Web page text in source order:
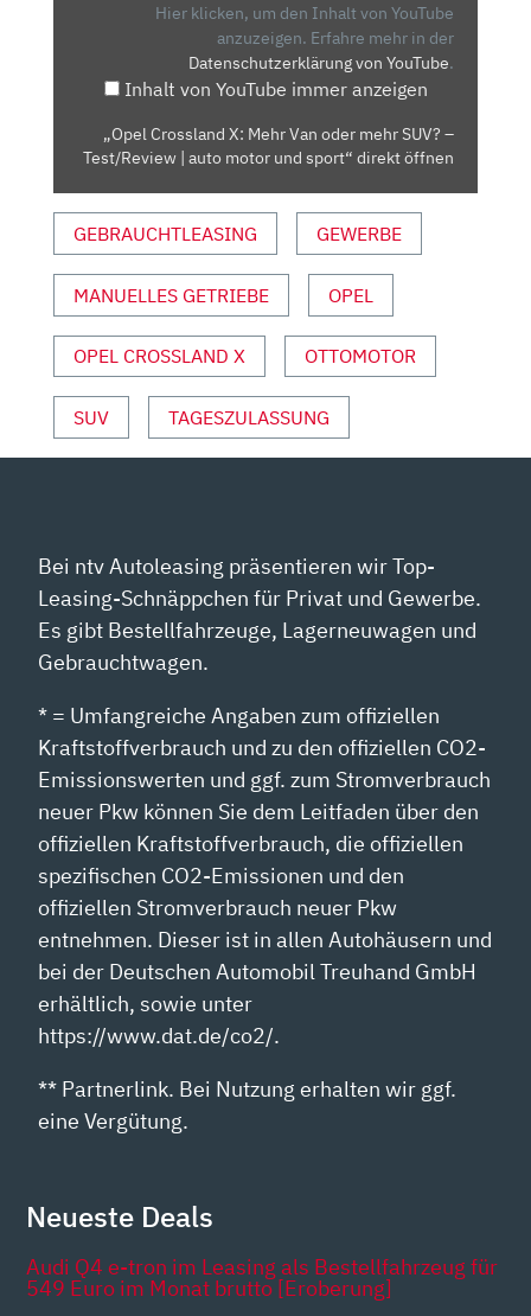
TEST/REVIEW
AUTO
MOTOR
SPORT“
VON
YOUTUBE
ANZEIGEN
Hier klicken, um den Inhalt von YouTube
anzuzeigen. Erfahre mehr in der
Datenschutzerklärung von YouTube.
Inhalt von YouTube immer anzeigen
„Opel Crossland X: Mehr Van oder mehr SUV? –
Test/Review | auto motor und sport“ direkt öffnen
GEBRAUCHTLEASING GEWERBE
MANUELLES GETRIEBE OPEL
OPEL CROSSLAND X OTTOMOTOR
SUV TAGESZULASSUNG
Bei ntv Autoleasing präsentieren wir Top-
Leasing-Schnäppchen für Privat und Gewerbe.
Es gibt Bestellfahrzeuge, Lagerneuwagen und
Gebrauchtwagen.
* = Umfangreiche Angaben zum offiziellen
Kraftstoffverbrauch und zu den offiziellen CO2-
Emissionswerten und ggf. zum Stromverbrauch
neuer Pkw können Sie dem Leitfaden über den
offiziellen Kraftstoffverbrauch, die offiziellen
spezifischen CO2-Emissionen und den
offiziellen Stromverbrauch neuer Pkw
entnehmen. Dieser ist in allen Autohäusern und
bei der Deutschen Automobil Treuhand GmbH
erhältlich, sowie unter
https://www.dat.de/co2/.
** Partnerlink. Bei Nutzung erhalten wir ggf.
eine Vergütung.
Neueste Deals
Audi Q4 e-tron im Leasing als Bestellfahrzeug für
549 Euro im Monat brutto [Eroberung]